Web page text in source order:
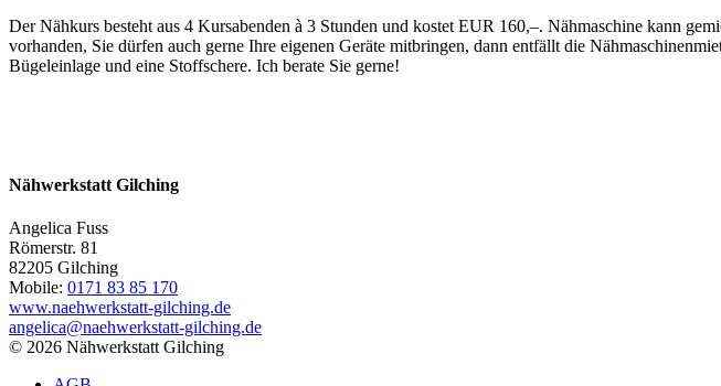
Der Nähkurs besteht aus 4 Kursabenden à 3 Stunden und kostet EUR 160,–. Nähmaschine kann
vorhanden, Sie dürfen auch gerne Ihre eigenen Geräte mitbringen, dann entfällt die
Bügeleinlage und eine Stoffschere. Ich berate Sie gerne!
Nähwerkstatt Gilching
Angelica Fuss
Römerstr. 81
82205 Gilching
Mobile: 0171 83 85 170
www.naehwerkstatt-gilching.de
angelica@naehwerkstatt-gilching.de
© 2026 Nähwerkstatt Gilching